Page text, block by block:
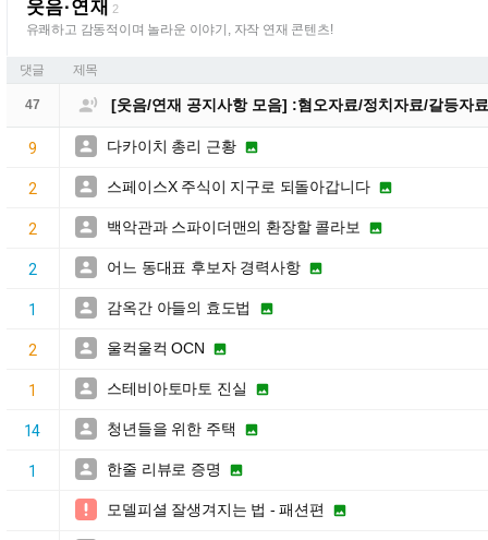
웃음·연재 2
유쾌하고 감동적이며 놀라운 이야기, 자작 연재 콘텐츠!
댓글 제목
47  [웃음/연재 공지사항 모음] :혐오자료/정치자료/갈등자
9  다카이치 총리 근황 
2  스페이스X 주식이 지구로 되돌아갑니다 
2  백악관과 스파이더맨의 환장할 콜라보 
2  어느 동대표 후보자 경력사항 
1  감옥간 아들의 효도법 
2  울컥울컥 OCN 
1  스테비아토마토 진실 
14  청년들을 위한 주택 
1  한줄 리뷰로 증명 
 모델피셜 잘생겨지는 법 - 패션편 